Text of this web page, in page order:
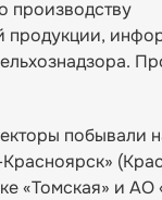
производству
продукции,
побывали
«Томская» и АО